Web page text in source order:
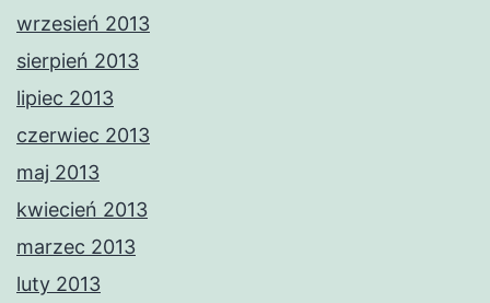
wrzesień 2013
sierpień 2013
lipiec 2013
czerwiec 2013
maj 2013
kwiecień 2013
marzec 2013
luty 2013